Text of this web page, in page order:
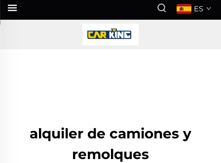
ES
alquiler de camiones y
remolques